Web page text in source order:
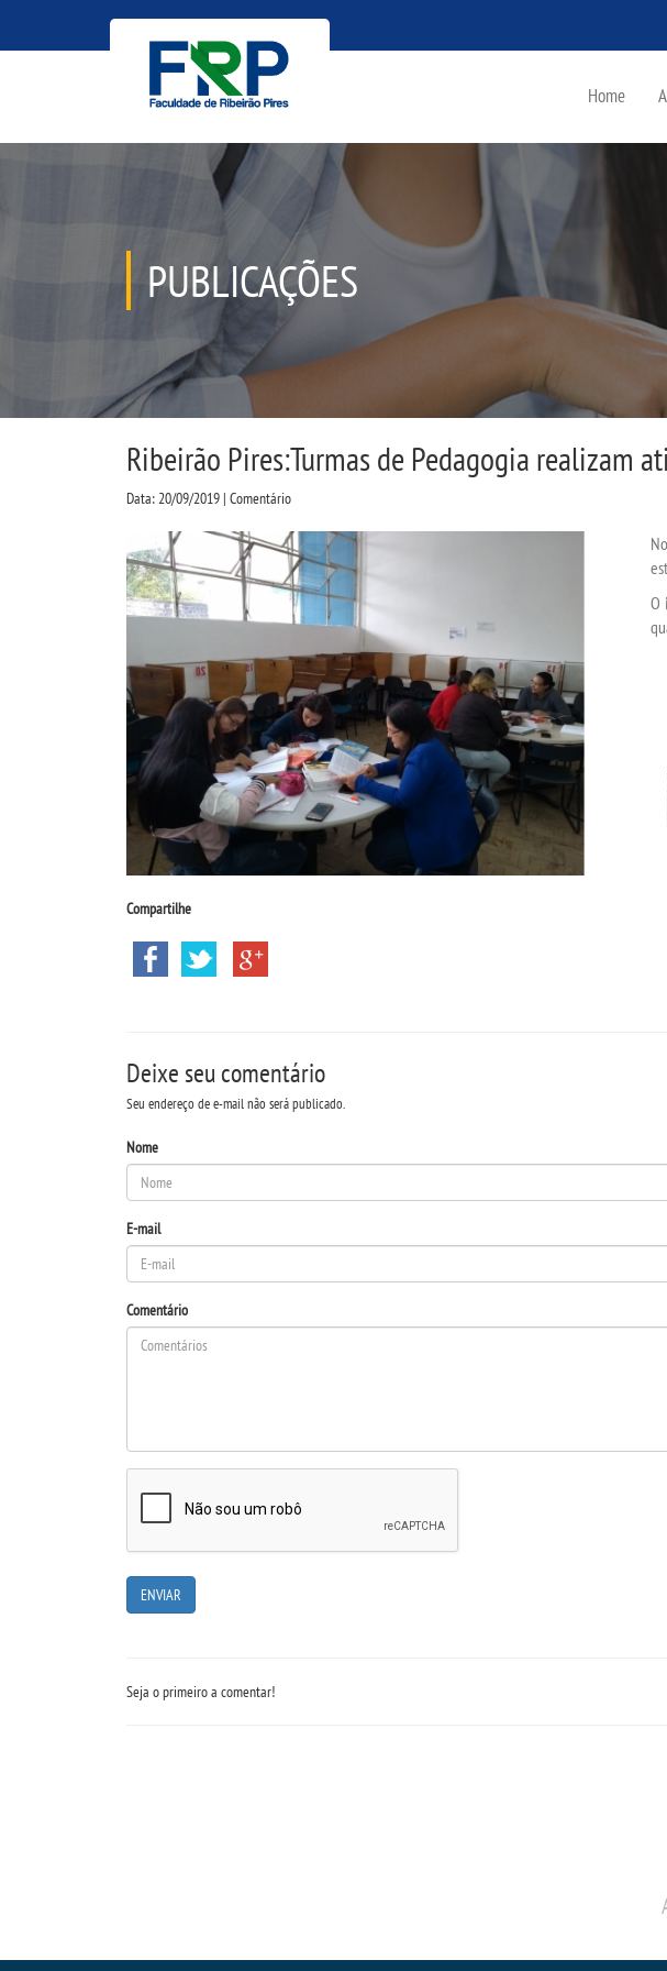
Home
PUBLICAÇÕES
Ribeirão Pires:Turmas de Pedagogia realizam
Data: 20/09/2019 | Comentário
Compartilhe
O
Deixe seu comentário
Seu endereço de e-mail não será publicado.
Nome
E-mail
Comentário
Seja o primeiro a comentar!